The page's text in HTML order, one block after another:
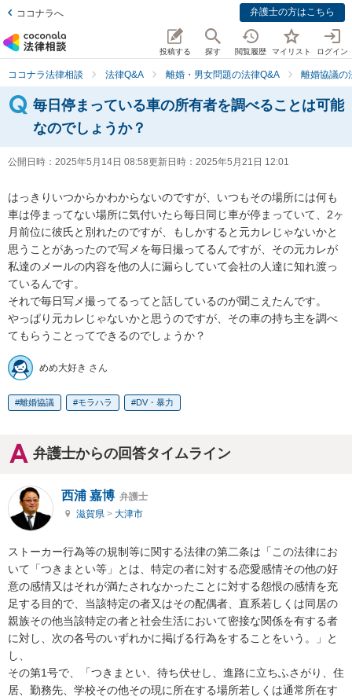
ココナラへ 弁護士の方はこちら
投稿する 探す 閲覧履歴 マイリスト ログイン
ココナラ法律相談 法律Q&A 離婚・男女問題の法律Q&A 離婚協議の
毎日停まっている車の所有者を調べることは可能
なのでしょうか？
公開日時： 2025年5月14日 08:58更新日時： 2025年5月21日 12:01
はっきりいつからかわからないのですが、いつもその場所には何も
車は停まってない場所に気付いたら毎日同じ車が停まっていて、2ヶ
月前位に彼氏と別れたのですが、もしかすると元カレじゃないかと
思うことがあったので写メを毎日撮ってるんですが、その元カレが
私達のメールの内容を他の人に漏らしていて会社の人達に知れ渡っ
ているんです。
それで毎日写メ撮ってるってと話しているのが聞こえたんです。
やっぱり元カレじゃないかと思うのですが、その車の持ち主を調べ
てもらうことってできるのでしょうか？
めめ大好き さん
離婚協議 モラハラ DV・暴力
弁護士からの回答タイムライン
西浦 嘉博 弁護士
滋賀県 > 大津市
ストーカー行為等の規制等に関する法律の第二条は「この法律にお
いて「つきまとい等」とは、特定の者に対する恋愛感情その他の好
意の感情又はそれが満たされなかったことに対する怨恨の感情を充
足する目的で、当該特定の者又はその配偶者、直系若しくは同居の
親族その他当該特定の者と社会生活において密接な関係を有する者
に対し、次の各号のいずれかに掲げる行為をすることをいう。」と
し、
その第1号で、「つきまとい、待ち伏せし、進路に立ちふさがり、住
居、勤務先、学校その他その現に所在する場所若しくは通常所在す